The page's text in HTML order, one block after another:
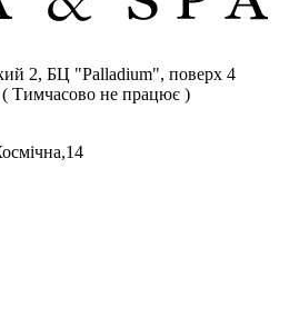
2, БЦ "Palladium", поверх 4
Тимчасово не працює )